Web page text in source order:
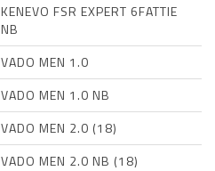
KENEVO FSR EXPERT 6FATTIE
NB
VADO MEN 1.0
VADO MEN 1.0 NB
VADO MEN 2.0 (18)
VADO MEN 2.0 NB (18)